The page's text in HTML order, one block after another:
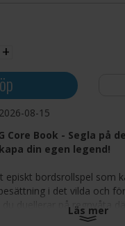
+
2026-08-15
Core Book - Segla på
din egen legend!
episkt bordsrollspel som
i det vilda och
du duellerar på regnvåta
eller förhandlar med
Läs mer